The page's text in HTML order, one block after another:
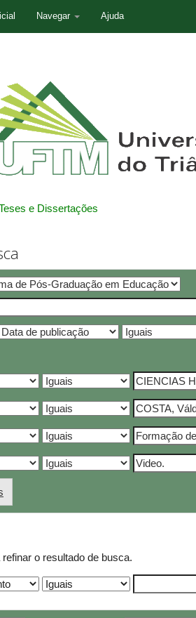
Navegar Ajuda
e Dissertações
o resultado de busca.